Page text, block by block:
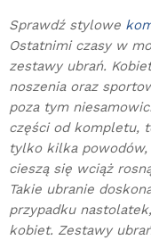
Sprawdź stylowe
Ostatnimi czasy w
zestawy ubrań.
noszenia oraz
poza tym
części od kompletu,
tylko kilka
cieszą się wciąż
Takie ubranie
przypadku
kobiet. Zestawy